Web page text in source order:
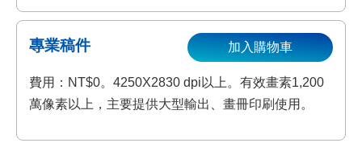
專業稿件
費用：NT$0。4250X2830 dpi以上。有效畫素1,200
萬像素以上，主要提供大型輸出、畫冊印刷使用。
加入購物車